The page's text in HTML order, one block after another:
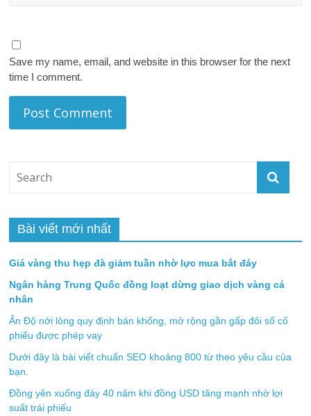
Save my name, email, and website in this browser for the next
time I comment.
Bài viết mới nhất
Giá vàng thu hẹp đà giảm tuần nhờ lực mua bắt đáy
Ngân hàng Trung Quốc đồng loạt dừng giao dịch vàng cá
nhân
Ấn Độ nới lỏng quy định bán khống, mở rộng gần gấp đôi số cổ
phiếu được phép vay
Dưới đây là bài viết chuẩn SEO khoảng 800 từ theo yêu cầu của
bạn.
Đồng yên xuống đáy 40 năm khi đồng USD tăng mạnh nhờ lợi
suất trái phiếu